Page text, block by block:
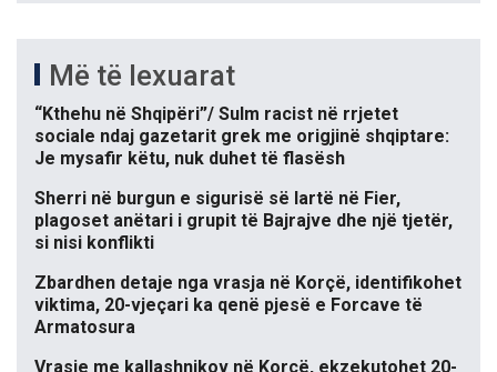
Më të lexuarat
“Kthehu në Shqipëri”/ Sulm racist në rrjetet
sociale ndaj gazetarit grek me origjinë shqiptare:
Je mysafir këtu, nuk duhet të flasësh
Sherri në burgun e sigurisë së lartë në Fier,
plagoset anëtari i grupit të Bajrajve dhe një tjetër,
si nisi konflikti
Zbardhen detaje nga vrasja në Korçë, identifikohet
viktima, 20-vjeçari ka qenë pjesë e Forcave të
Armatosura
Vrasje me kallashnikov në Korçë, ekzekutohet 20-